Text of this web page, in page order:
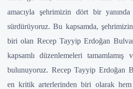
amacıyla şehrimizin dört bir yanında
sürdürüyoruz. Bu kapsamda,
biri olan Recep Tayyip Erdoğan
kapsamlı düzenlemeleri
bulunuyoruz. Recep Tayyip Erdoğan
en kritik arterlerinden biri olarak